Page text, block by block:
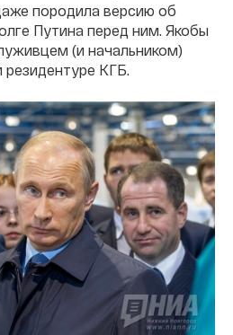
породила версию об
Путина перед ним. Якобы
(и начальником)
резидентуре КГБ.